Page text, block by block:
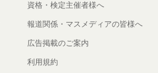
資格・検定主催者様へ
報道関係・マスメディアの皆様へ
広告掲載のご案内
利用規約